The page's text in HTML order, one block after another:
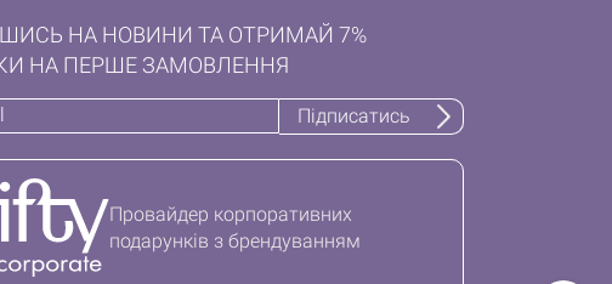
НА НОВИНИ ТА ОТРИМАЙ 7%
НА ПЕРШЕ ЗАМОВЛЕННЯ
Підписатись
Провайдер корпоративних
подарунків з брендуванням